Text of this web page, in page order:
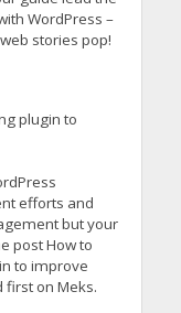
WordPress –
stories pop!
plugin to
efforts and
but your
post How to
to improve
first on Meks.